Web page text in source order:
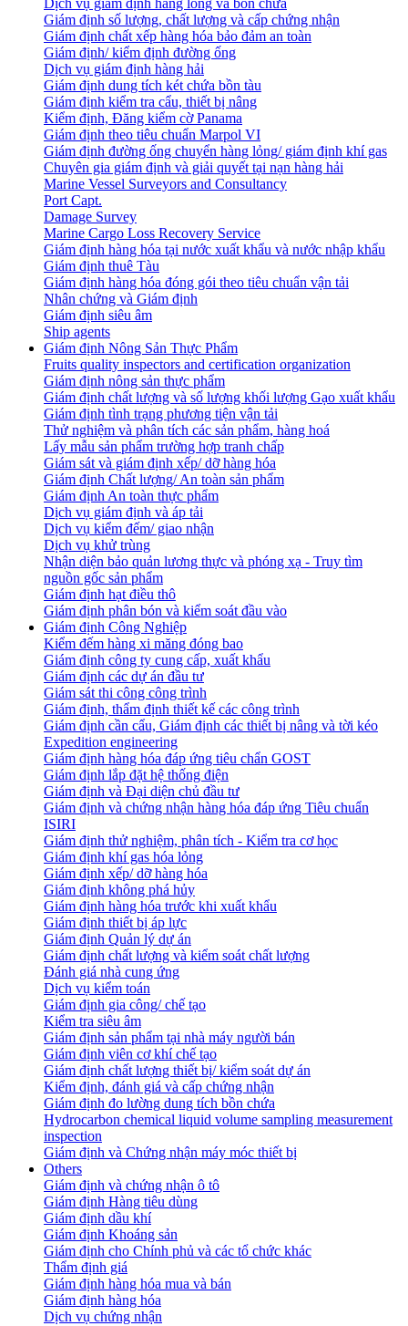
Dịch vụ giám định hàng lỏng và bồn chứa
Giám định số lượng, chất lượng và cấp chứng nhận
Giám định chất xếp hàng hóa bảo đảm an toàn
Giám định/ kiểm định đường ống
Dịch vụ giám định hàng hải
Giám định dung tích két chứa bồn tàu
Giám định kiểm tra cẩu, thiết bị nâng
Kiểm định, Đăng kiểm cờ Panama
Giám định theo tiêu chuẩn Marpol VI
Giám định đường ống chuyển hàng lỏng/ giám định khí gas
Chuyên gia giám định và giải quyết tại nạn hàng hải
Marine Vessel Surveyors and Consultancy
Port Capt.
Damage Survey
Marine Cargo Loss Recovery Service
Giám định hàng hóa tại nước xuất khẩu và nước nhập khẩu
Giám định thuê Tàu
Giám định hàng hóa đóng gói theo tiêu chuẩn vận tải
Nhân chứng và Giám định
Giám định siêu âm
Ship agents
Giám định Nông Sản Thực Phẩm
Fruits quality inspectors and certification organization
Giám định nông sản thực phẩm
Giám định chất lượng và số lượng khối lượng Gạo xuất khẩu
Giám định tình trạng phương tiện vận tải
Thử nghiệm và phân tích các sản phẩm, hàng hoá
Lấy mẫu sản phẩm trường hợp tranh chấp
Giám sát và giám định xếp/ dỡ hàng hóa
Giám định Chất lượng/ An toàn sản phẩm
Giám định An toàn thực phẩm
Dịch vụ giám định và áp tải
Dịch vụ kiểm đếm/ giao nhận
Dịch vụ khử trùng
Nhận diện bảo quản lương thực và phóng xạ - Truy tìm
nguồn gốc sản phẩm
Giám định hạt điều thô
Giám định phân bón và kiểm soát đầu vào
Giám định Công Nghiệp
Kiểm đếm hàng xi măng đóng bao
Giám định công ty cung cấp, xuất khẩu
Giám định các dự án đầu tư
Giám sát thi công công trình
Giám định, thẩm định thiết kế các công trình
Giám định cần cẩu, Giám định các thiết bị nâng và tời kéo
Expedition engineering
Giám định hàng hóa đáp ứng tiêu chẩn GOST
Giám định lắp đặt hệ thống điện
Giám định và Đại diện chủ đầu tư
Giám định và chứng nhận hàng hóa đáp ứng Tiêu chuẩn
ISIRI
Giám định thử nghiệm, phân tích - Kiểm tra cơ học
Giám định khí gas hóa lỏng
Giám định xếp/ dỡ hàng hóa
Giám định không phá hủy
Giám định hàng hóa trước khi xuất khẩu
Giám định thiết bị áp lực
Giám định Quản lý dự án
Giám định chất lượng và kiểm soát chất lượng
Đánh giá nhà cung ứng
Dịch vụ kiểm toán
Giám định gia công/ chế tạo
Kiểm tra siêu âm
Giám định sản phẩm tại nhà máy người bán
Giám định viên cơ khí chế tạo
Giám định chất lượng thiết bị/ kiểm soát dự án
Kiểm định, đánh giá và cấp chứng nhận
Giám định đo lường dung tích bồn chứa
Hydrocarbon chemical liquid volume sampling measurement
inspection
Giám định và Chứng nhận máy móc thiết bị
Others
Giám định và chứng nhận ô tô
Giám định Hàng tiêu dùng
Giám định dầu khí
Giám định Khoáng sản
Giám định cho Chính phủ và các tổ chức khác
Thẩm định giá
Giám định hàng hóa mua và bán
Giám định hàng hóa
Dịch vụ chứng nhận